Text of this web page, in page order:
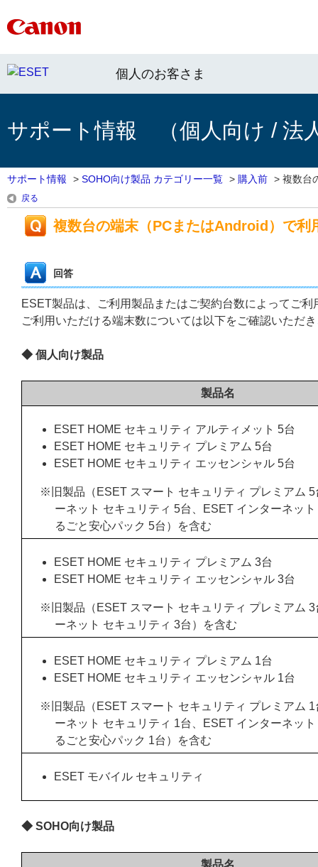
個人のお客さま
サポート情報 （個人向け / 法
サポート情報 > SOHO向け製品 カテゴリー一覧 > 購入前 > 複数台
戻る
複数台の端末（PCまたはAndroid）で利
回答
ESET製品は、ご利用製品またはご契約台数によってご
ご利用いただける端末数については以下をご確認いただ
◆ 個人向け製品
製品名
ESET HOME セキュリティ アルティメット 5台
ESET HOME セキュリティ プレミアム 5台
ESET HOME セキュリティ エッセンシャル 5台
※旧製品（ESET スマート セキュリティ プレミアム
ーネット セキュリティ 5台、ESET インターネッ
るごと安心パック 5台）を含む
ESET HOME セキュリティ プレミアム 3台
ESET HOME セキュリティ エッセンシャル 3台
※旧製品（ESET スマート セキュリティ プレミアム
ーネット セキュリティ 3台）を含む
ESET HOME セキュリティ プレミアム 1台
ESET HOME セキュリティ エッセンシャル 1台
※旧製品（ESET スマート セキュリティ プレミアム
ーネット セキュリティ 1台、ESET インターネッ
るごと安心パック 1台）を含む
ESET モバイル セキュリティ
◆ SOHO向け製品
製品名